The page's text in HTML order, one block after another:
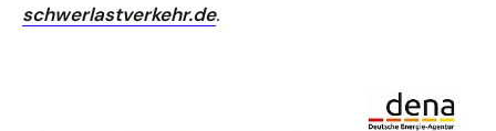
schwerlastverkehr.de.